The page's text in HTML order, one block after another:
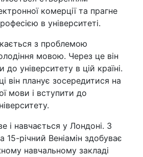
комерції та прагне
в університеті.
з проблемою
мовою. Через це він
університету в цій країні.
він планує зосередитися на
мови і вступити до
і навчається у Лондоні. З
15-річний Веніамін здобуває
навчальному закладі